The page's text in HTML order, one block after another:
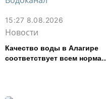
15:27 8.08.2026
Новости
Качество воды в Алагире
соответствует всем нормам